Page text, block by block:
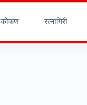
कोकण रत्नागिरी